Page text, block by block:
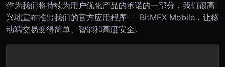
作为我们将持续为用户优化产品的承诺的一部分，我们很高
兴地宣布推出我们的官方应用程序 － BitMEX Mobile，让移
动端交易变得简单、智能和高度安全。